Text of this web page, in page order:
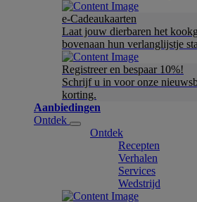
e-Cadeaukaarten
Laat jouw dierbaren het
bovenaan hun verlanglijstje
Registreer en bespaar 10%!
Schrijf u in voor onze
korting.
Aanbiedingen
Ontdek
Ontdek
Recepten
Verhalen
Services
Wedstrijd